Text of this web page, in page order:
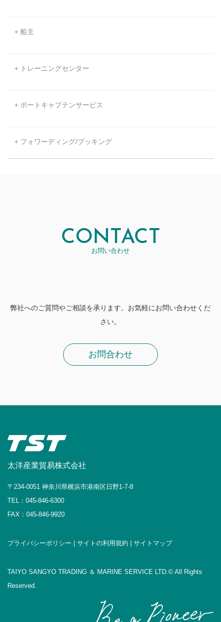
+ 船主
+ トレーニングセンター
+ ポートキャプテンサービス
+ フォワーディング/ブッキング
CONTACT
お問い合わせ
弊社へのご質問やご相談を承ります。お気軽にお問い合わせくだ
さい。
お問合わせ
太洋産業貿易株式会社
〒234-0051 神奈川県横浜市港南区日野1-7-8
TEL：045-846-6300
FAX：045-846-9920
プライバシーポリシー | サイトの利用規約 | サイトマップ
TAIYO SANGYO TRADING ＆ MARINE SERVICE LTD.© All Rights
Reserved.